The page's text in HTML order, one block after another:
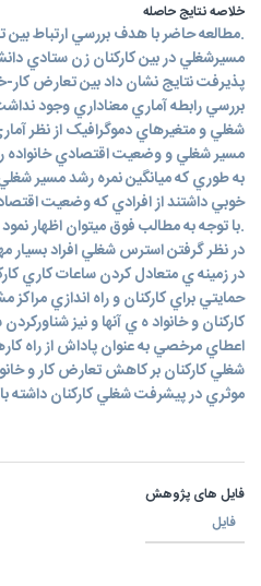
خلاصه نتایج حاصله
.مطالعه حاضر با هدف بررسي ارتباط بين
مسيرشغلي در بين کارکنان زن ستادي
پذيرفت نتايج نشان داد بين تعارض کار-
بررسي رابطه آماري معناداري وجود
شغلي و متغيرهاي دموگرافيک از نظر
مسير شغلي و وضعيت اقتصادي خانواده
به طوري که ميانگين نمره رشد مسير
خوبي داشتند از افرادي که وضعيت
.با توجه به مطالب فوق ميتوان اظهار
در نظر گرفتن استرس شغلي افراد بسيار
در زمينه ي متعادل كردن ساعات كاري
حمايتي براي كاركنان و راه اندازي
كاركنان و خانواد ه ي آنها و نيز
اعطاي مرخصي به عنوان پاداش از
شغلي كاركنان بر كاهش تعارض كار و
موثري در پيشرفت شغلي کارکنان داشته
فایل های پژوهش
فایل